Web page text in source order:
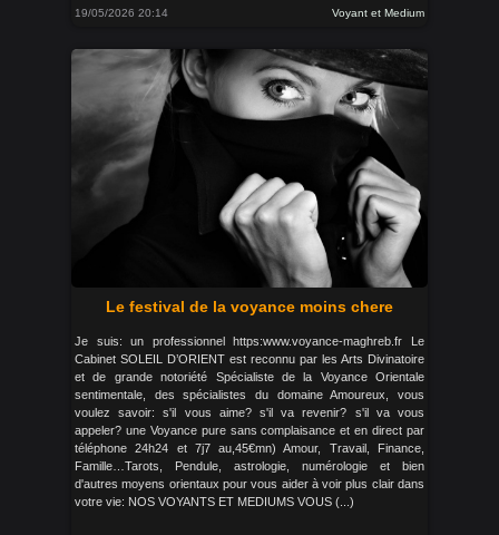
19/05/2026 20:14 Voyant et Medium
Le festival de la voyance moins chere
Je suis: un professionnel https:www.voyance-maghreb.fr Le
Cabinet SOLEIL D’ORIENT est reconnu par les Arts Divinatoire
et de grande notoriété Spécialiste de la Voyance Orientale
sentimentale, des spécialistes du domaine Amoureux, vous
voulez savoir: s'il vous aime? s'il va revenir? s'il va vous
appeler? une Voyance pure sans complaisance et en direct par
téléphone 24h24 et 7j7 au,45€mn) Amour, Travail, Finance,
Famille…Tarots, Pendule, astrologie, numérologie et bien
d'autres moyens orientaux pour vous aider à voir plus clair dans
votre vie: NOS VOYANTS ET MEDIUMS VOUS (...)